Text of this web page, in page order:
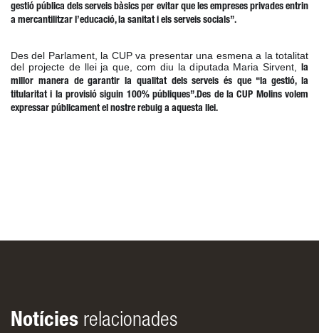
gestió pública dels serveis bàsics per evitar que les empreses privades entrin
a mercantilitzar l’educació, la sanitat i els serveis socials”.
Des del Parlament, la CUP va presentar una esmena a la totalitat
del projecte de llei ja que, com diu la diputada Maria Sirvent, la
millor manera de garantir la qualitat dels serveis és que “la gestió, la
titularitat i la provisió siguin 100% públiques”.Des de la CUP Molins volem
expressar públicament el nostre rebuig a aquesta llei.
Notícies relacionades